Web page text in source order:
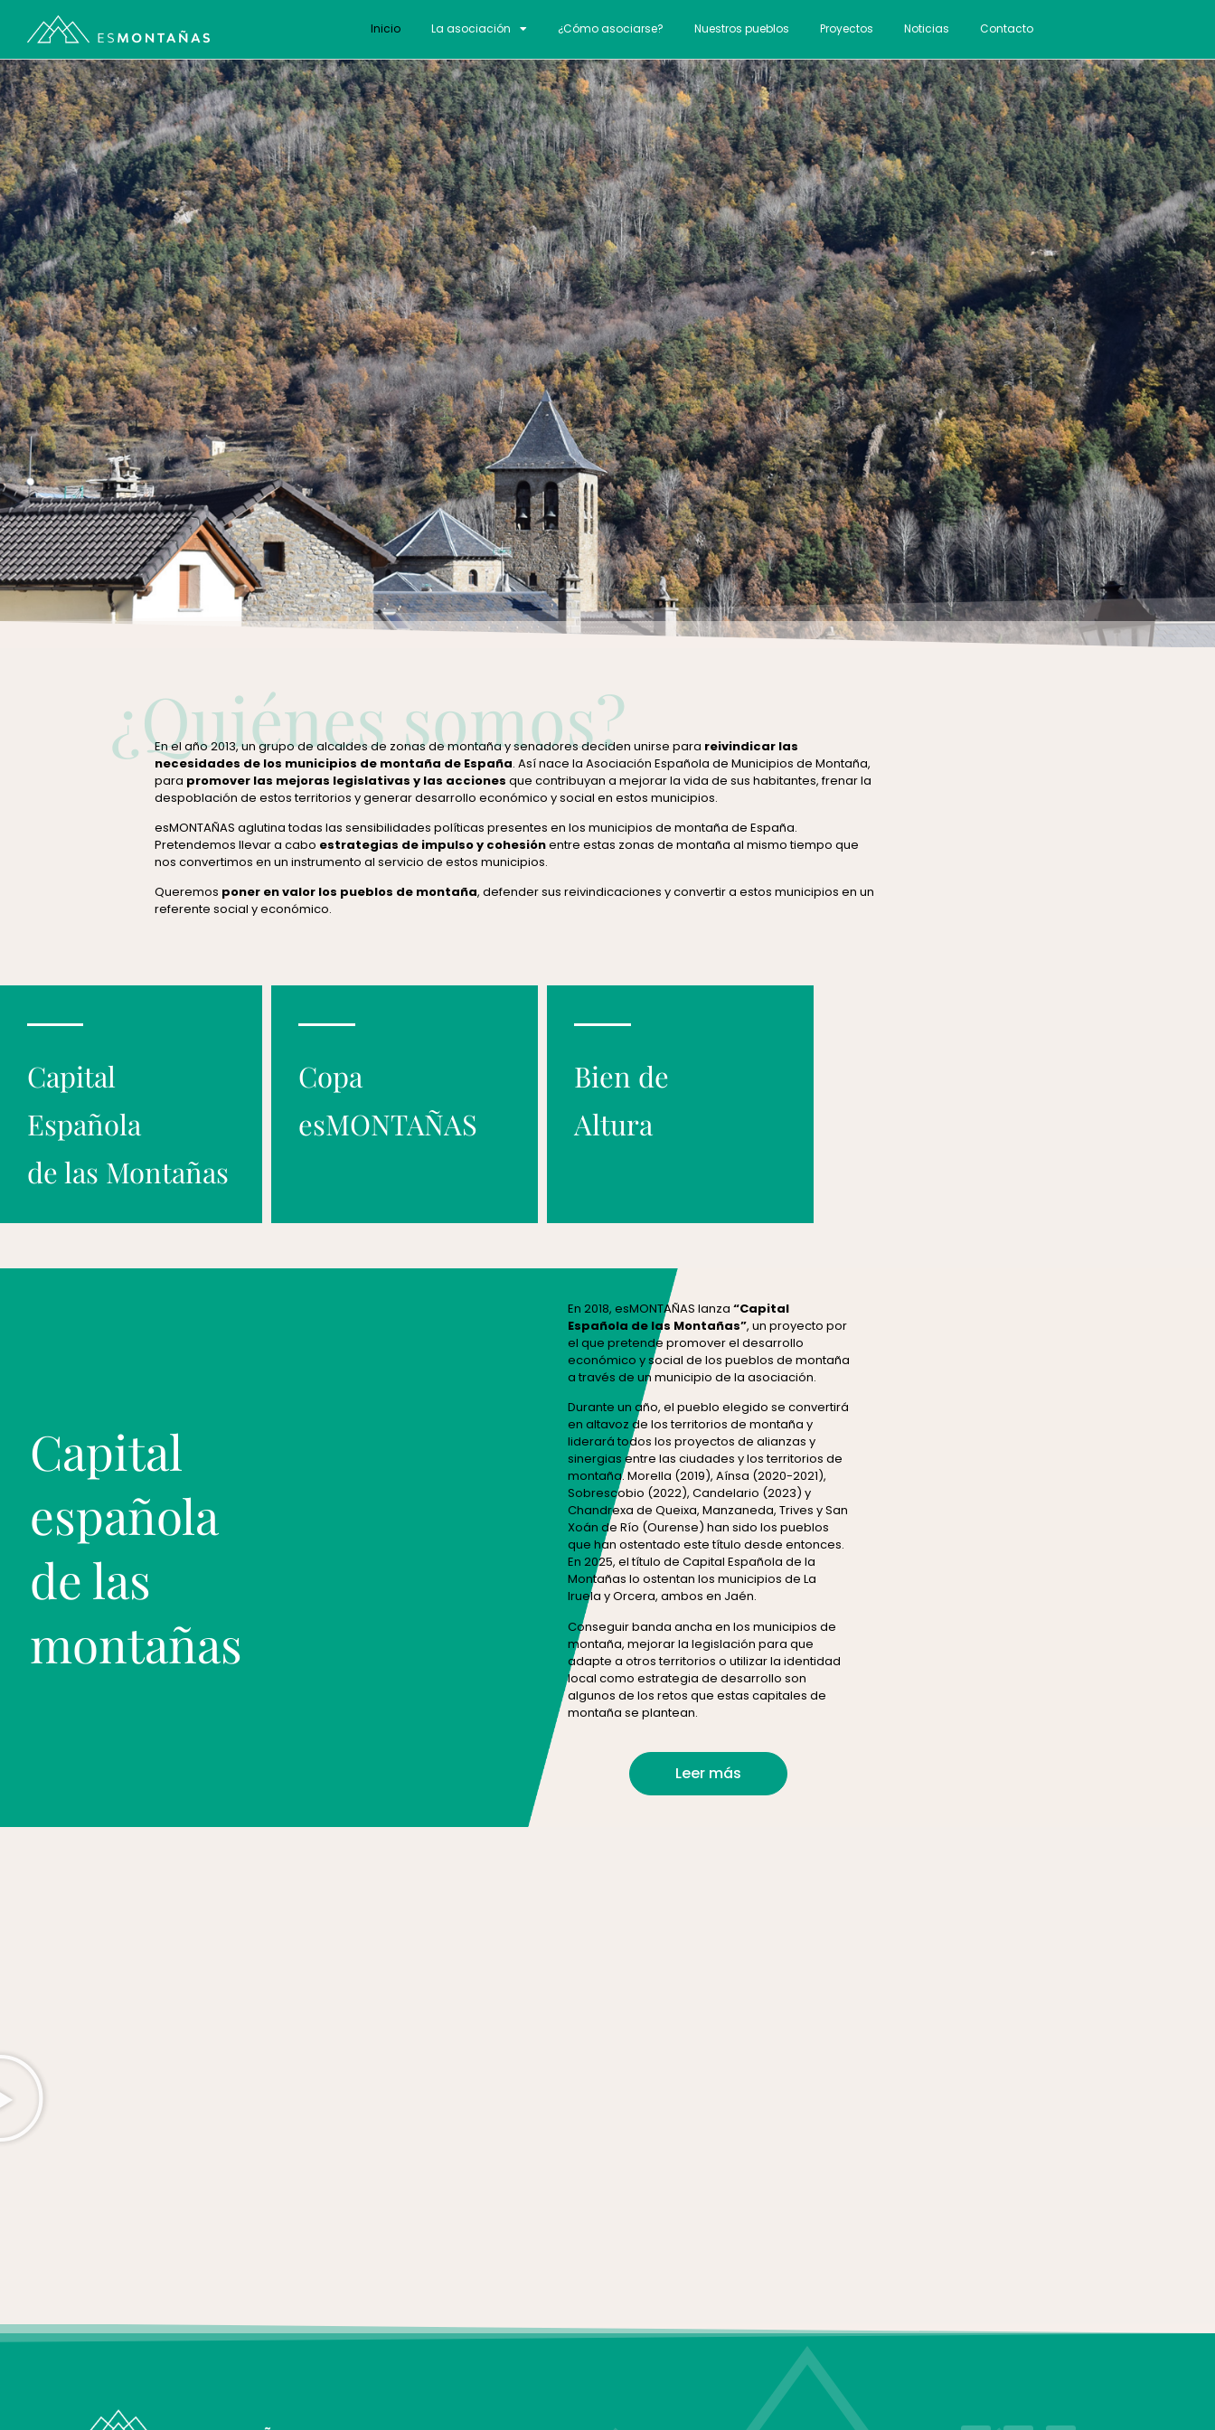
Inicio La asociación ¿Cómo asociarse? Nuestros pueblos Proyectos Noticias Contacto
¿Cómo asociarse?
¿Quiénes somos?
En el año 2013, un grupo de alcaldes de zonas de montaña y senadores deciden unirse para reivindicar las
necesidades de los municipios de montaña de España. Así nace la Asociación Española de Municipios de Montaña,
para promover las mejoras legislativas y las acciones que contribuyan a mejorar la vida de sus habitantes, frenar la
despoblación de estos territorios y generar desarrollo económico y social en estos municipios.
esMONTAÑAS aglutina todas las sensibilidades políticas presentes en los municipios de montaña de España.
Pretendemos llevar a cabo estrategias de impulso y cohesiónentre estas zonas de montaña al mismo tiempo que
nos convertimos en un instrumento al servicio de estos municipios.
Queremos poner en valor los pueblos de montaña, defender sus reivindicaciones y convertir a estos municipios en un
referente social y económico.
Capital
Española
de las Montañas
Copa
esMONTAÑAS
Bien de
Altura
Capital
española
de las
montañas
En 2018, esMONTAÑAS lanza “Capital
Española de las Montañas”, un proyecto por
el que pretende promover el desarrollo
económico y social de los pueblos de montaña
a través de un municipio de la asociación.
Durante un año, el pueblo elegido se convertirá
en altavoz de los territorios de montaña y
liderará todos los proyectos de alianzas y
sinergias entre las ciudades y los territorios de
montaña. Morella (2019), Aínsa (2020-2021),
Sobrescobio (2022), Candelario (2023) y
Chandrexa de Queixa, Manzaneda, Trives y San
Xoán de Río (Ourense) han sido los pueblos
que han ostentado este título desde entonces.
En 2025, el título de Capital Española de la
Montañas lo ostentan los municipios de La
Iruela y Orcera, ambos en Jaén.
Conseguir banda ancha en los municipios de
montaña, mejorar la legislación para que
adapte a otros territorios o utilizar la identidad
local como estrategia de desarrollo son
algunos de los retos que estas capitales de
montaña se plantean.
Leer más